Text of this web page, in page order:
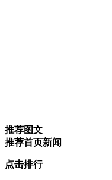
推荐图文
推荐首页新闻
点击排行